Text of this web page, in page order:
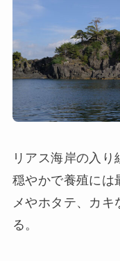
リアス海岸の入
穏やかで養殖には
メやホタテ、カキ
る。